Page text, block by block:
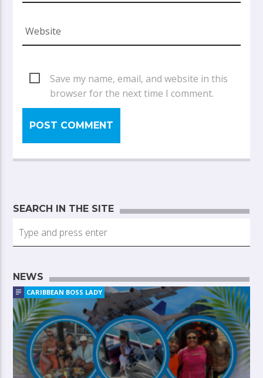
Save my name, email, and website in this
browser for the next time I comment.
SEARCH IN THE SITE
NEWS
CARIBBEAN BOSS LADY